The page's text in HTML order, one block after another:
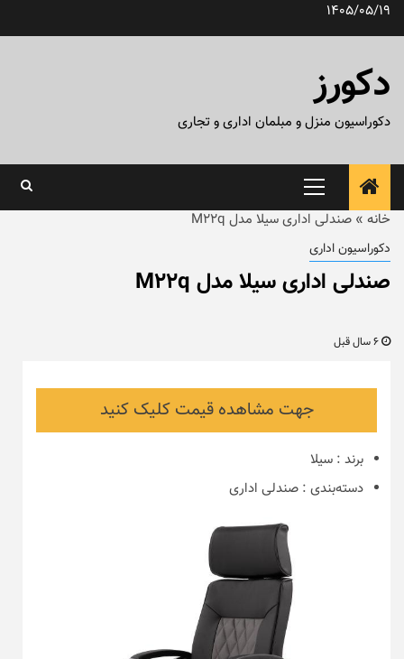
پرش1405/05/19
دکورز
دکوراسیون منزل و مبلمان اداری و تجاری
منوی
اصلی
خانه » صندلی اداری سیلا مدل M22q
دکوراسیون اداری
صندلی اداری سیلا مدل M22q
جهت مشاهده قیمت کلیک کنید
برند : سیلا
دسته‌بندی : صندلی اداری